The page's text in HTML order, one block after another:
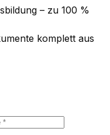
– zu 100 %
komplett aus